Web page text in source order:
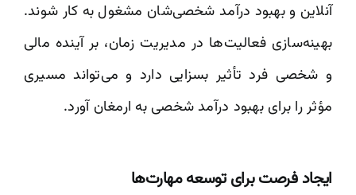
آنلاین و بهبود درآمد شخصی‌شان مشغول به کار شوند.
بهینه‌سازی فعالیت‌ها در مدیریت زمان، بر آینده مالی
و شخصی فرد تأثیر بسزایی دارد و می‌تواند مسیری
مؤثر را برای بهبود درآمد شخصی به ارمغان آورد.
ایجاد فرصت برای توسعه مهارت‌ها